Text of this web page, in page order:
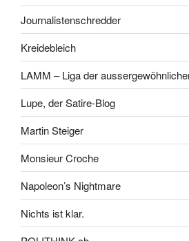
Journalistenschredder
Kreidebleich
LAMM – Liga der
Lupe, der Satire-Blog
Martin Steiger
Monsieur Croche
Napoleon’s Nightmare
Nichts ist klar.